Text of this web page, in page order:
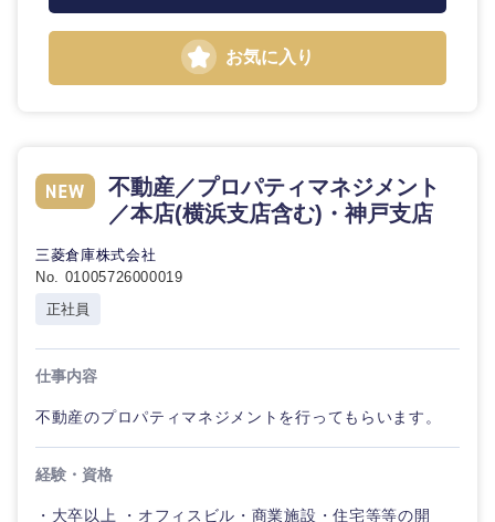
新潟県 富山県
お気に入り
不動産／プロパティマネジメント
／本店(横浜支店含む)・神戸支店
三菱倉庫株式会社
No. 01005726000019
正社員
仕事内容
不動産のプロパティマネジメントを行ってもらいます。
経験・資格
・大卒以上 ・オフィスビル・商業施設・住宅等等の開